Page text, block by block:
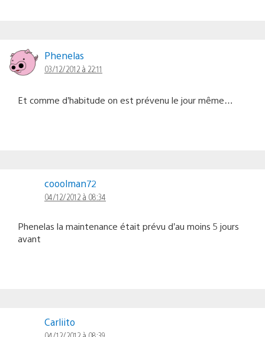
Phenelas
03/12/2012 à 22:11
Et comme d’habitude on est prévenu le jour même…
cooolman72
04/12/2012 à 08:34
Phenelas la maintenance était prévu d’au moins 5 jours
avant
Carliito